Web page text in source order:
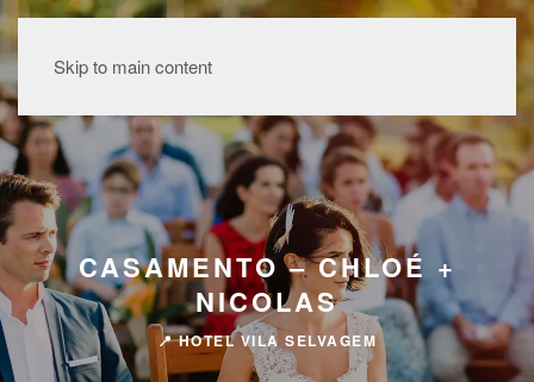
Skip to main content
CASAMENTO – CHLOÉ +
NICOLAS
📍 HOTEL VILA SELVAGEM